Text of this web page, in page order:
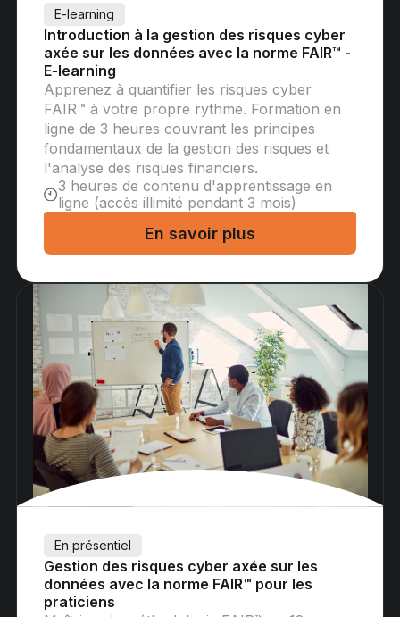
E-learning
Introduction à la gestion des risques cyber
axée sur les données avec la norme FAIR™ -
E-learning
Apprenez à quantifier les risques cyber
FAIR™ à votre propre rythme. Formation en
ligne de 3 heures couvrant les principes
fondamentaux de la gestion des risques et
l'analyse des risques financiers.
3 heures de contenu d'apprentissage en
ligne (accès illimité pendant 3 mois)
En savoir plus
En présentiel
Gestion des risques cyber axée sur les
données avec la norme FAIR™ pour les
praticiens